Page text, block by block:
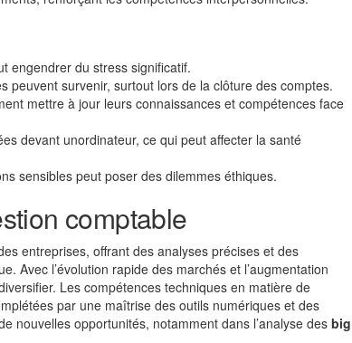
engendrer du stress significatif.
peuvent survenir, surtout lors de la clôture des comptes.
mettre à jour leurs connaissances et compétences face
devant unordinateur, ce qui peut affecter la santé
sensibles peut poser des dilemmes éthiques.
comptable
entreprises, offrant des analyses précises et des
Avec l’évolution rapide des marchés et l’augmentation
Les compétences techniques en matière de
par une maîtrise des outils numériques et des
nouvelles opportunités, notamment dans l’analyse des big